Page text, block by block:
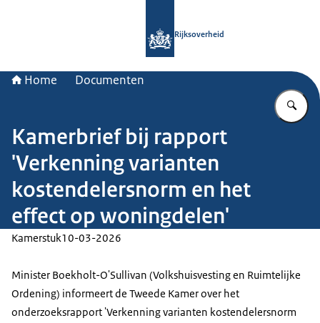
Rijksoverheid
Home Documenten
Kamerbrief bij rapport
'Verkenning varianten
kostendelersnorm en het
effect op woningdelen'
Kamerstuk10-03-2026
Minister Boekholt-O'Sullivan (Volkshuisvesting en Ruimtelijke
Ordening) informeert de Tweede Kamer over het
onderzoeksrapport 'Verkenning varianten kostendelersnorm